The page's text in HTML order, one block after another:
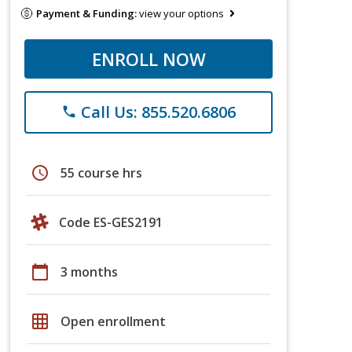
Payment & Funding:view your options
ENROLL NOW
phone Call Us: 855.520.6806
schedule 55 course hrs
Code ES-GES2191
calendar_today 3 months
grid_on Open enrollment